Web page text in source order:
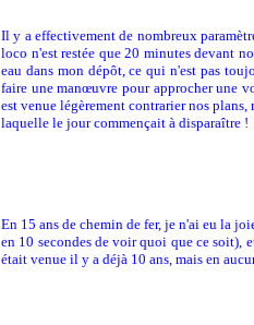
Il y a effectivement de nombreux
loco n'est restée que 20 minutes devant
eau dans mon dépôt, ce qui n'est pas
faire une manœuvre pour approcher une
est venue légèrement contrarier nos
laquelle le jour commençait à disparaître !
En 15 ans de chemin de fer, je n'ai eu la
en 10 secondes de voir quoi que ce soit),
était venue il y a déjà 10 ans, mais en